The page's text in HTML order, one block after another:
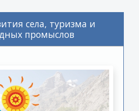
села, туризма и
промыслов